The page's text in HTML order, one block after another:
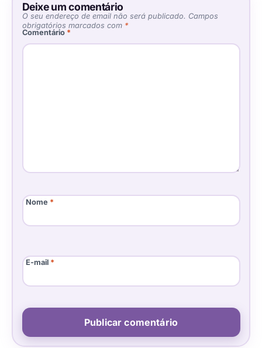
Deixe um comentário
O seu endereço de email não será publicado. Campos
obrigatórios marcados com *
Comentário *
Nome *
E-mail *